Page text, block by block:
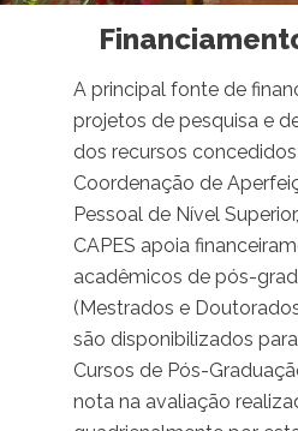
A principal fonte de
projetos de pesquisa e
dos recursos
Coordenação de
Pessoal de Nível
CAPES apoia
acadêmicos de pós-
(Mestrados e
são disponibilizados
Cursos de Pós-
nota na avaliação